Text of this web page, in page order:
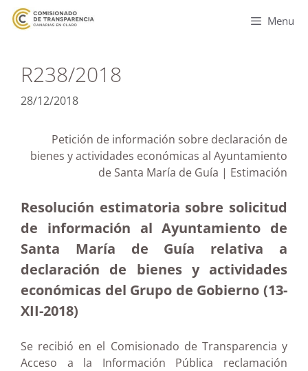
Menu
R238/2018
28/12/2018
Petición de información sobre declaración de
bienes y actividades económicas al Ayuntamiento
de Santa María de Guía | Estimación
Resolución estimatoria sobre solicitud
de información al Ayuntamiento de
Santa María de Guía relativa a
declaración de bienes y actividades
económicas del Grupo de Gobierno (13-
XII-2018)
Se recibió en el Comisionado de Transparencia y
Acceso a la Información Pública reclamación